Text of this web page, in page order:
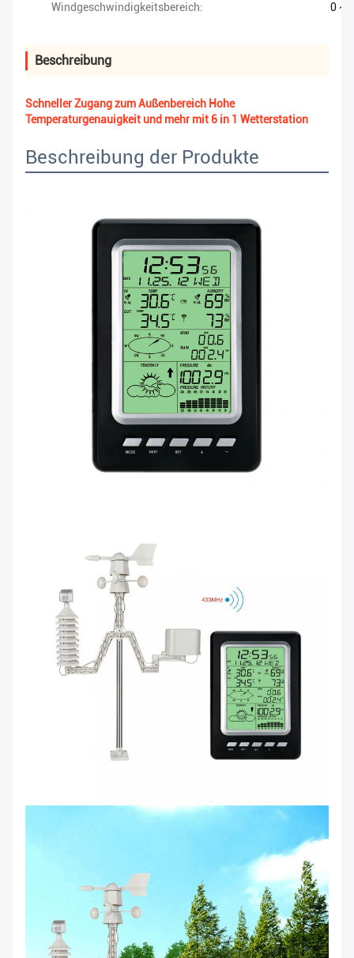
Windgeschwindigkeitsbereich: 0 ~
Beschreibung
Schneller Zugang zum Außenbereich Hohe
Temperaturgenauigkeit und mehr mit 6 in 1 Wetterstation
Beschreibung der Produkte